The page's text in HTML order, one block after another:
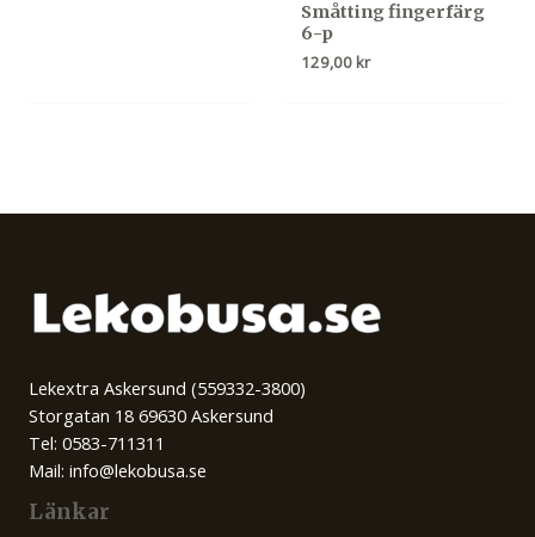
Småtting fingerfärg
6-p
129,00 kr
Lekextra Askersund (559332-3800)
Storgatan 18 69630 Askersund
Tel: 0583-711311
Mail: info@lekobusa.se
Länkar